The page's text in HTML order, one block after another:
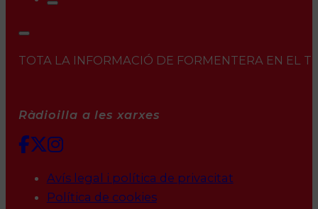
TOTA LA INFORMACIÓ DE FORMENTERA EN EL
Ràdioilla a les xarxes
Avís legal i política de privacitat
Política de cookies